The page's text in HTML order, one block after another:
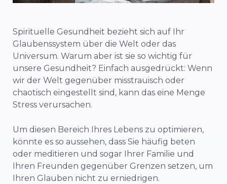
Spirituelle Gesundheit bezieht sich auf Ihr
Glaubenssystem über die Welt oder das
Universum. Warum aber ist sie so wichtig für
unsere Gesundheit? Einfach ausgedrückt: Wenn
wir der Welt gegenüber misstrauisch oder
chaotisch eingestellt sind, kann das eine Menge
Stress verursachen.
Um diesen Bereich Ihres Lebens zu optimieren,
könnte es so aussehen, dass Sie häufig beten
oder meditieren und sogar Ihrer Familie und
Ihren Freunden gegenüber Grenzen setzen, um
Ihren Glauben nicht zu erniedrigen.